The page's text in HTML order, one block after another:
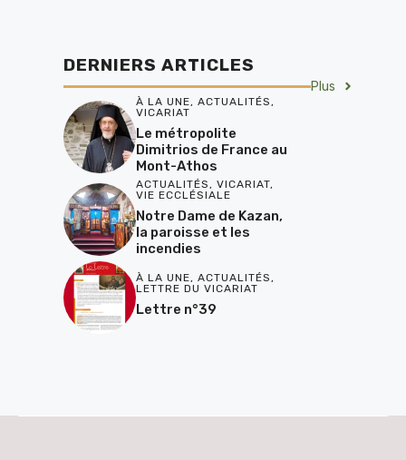
DERNIERS ARTICLES
Plus
À LA UNE, ACTUALITÉS ,
VICARIAT
Le métropolite
Dimitrios de France au
Mont-Athos
ACTUALITÉS , VICARIAT,
VIE ECCLÉSIALE
Notre Dame de Kazan,
la paroisse et les
incendies
À LA UNE, ACTUALITÉS,
LETTRE DU VICARIAT
Lettre n°39